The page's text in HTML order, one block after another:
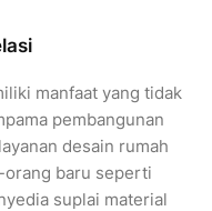
manfaat yang tidak
pembangunan
desain rumah
orang baru seperti
suplai material